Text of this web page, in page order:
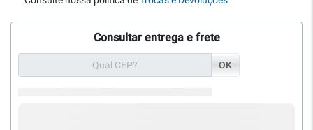
Consultar entrega e frete
OK